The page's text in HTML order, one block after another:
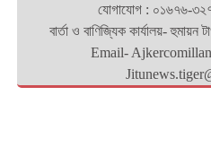
যোগাযোগ : ০১৬৭৬-
বার্তা ও বাণিজ্যিক কার্যালয়-
Email-